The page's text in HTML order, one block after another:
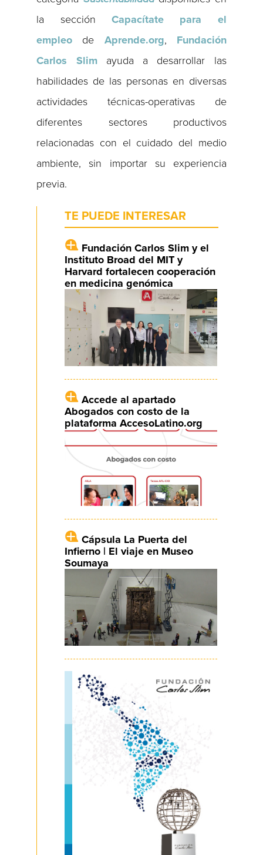
la sección Capacítate para el
empleo de Aprende.org, Fundación
Carlos Slimayuda a desarrollar las
habilidades de las personas en diversas
actividades técnicas-operativas de
diferentes sectores productivos
relacionadas con el cuidado del medio
ambiente, sin importar su experiencia
previa.
TE PUEDE INTERESAR
Fundación Carlos Slim y el
Instituto Broad del MIT y
Harvard fortalecen cooperación
en medicina genómica
Accede al apartado
Abogados con costo de la
plataforma AccesoLatino.org
Cápsula La Puerta del
Infierno | El viaje en Museo
Soumaya